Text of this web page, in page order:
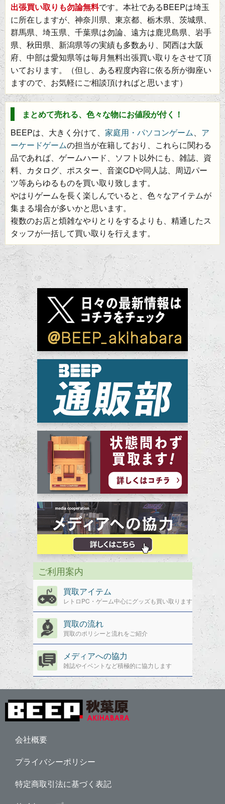
出張買い取りも勿論無料です。本社であるBEEPは埼玉
に所在しますが、神奈川県、東京都、栃木県、茨城県、
群馬県、埼玉県、千葉県は勿論、遠方は鹿児島県、岩手
県、秋田県、新潟県等の実績も多数あり、関西は大阪
府、中部は愛知県等は毎月無料出張買い取りをさせて頂
いております。（但し、ある程度内容に依る所が御座い
ますので、お気軽にご相談頂ければと思います）
まとめて売れる、色々な物にお値段が付く！
BEEPは、大きく分けて、 家庭用・パソコンゲーム、 ア
ーケードゲームの担当が在籍しており、これらに関わる
品であれば、ゲームハード、ソフト以外にも、雑誌、資
料、カタログ、ポスター、音楽CDや同人誌、周辺パー
ツ等あらゆるものを買い取り致します。
やはりゲームを長く楽しんでいると、色々なアイテムが
集まる場合が多いかと思います。
複数のお店と煩雑なやりとりをするよりも、精通したス
タッフが一括して買い取りを行えます。
ご利用案内
買取アイテム
レトロPC・ゲーム中心にグッズも買い取ります
買取の流れ
買取のポリシーと流れをご紹介
メディアへの協力
雑誌やイベントなど積極的に協力します
会社概要
プライバシーポリシー
特定商取引法に基づく表記